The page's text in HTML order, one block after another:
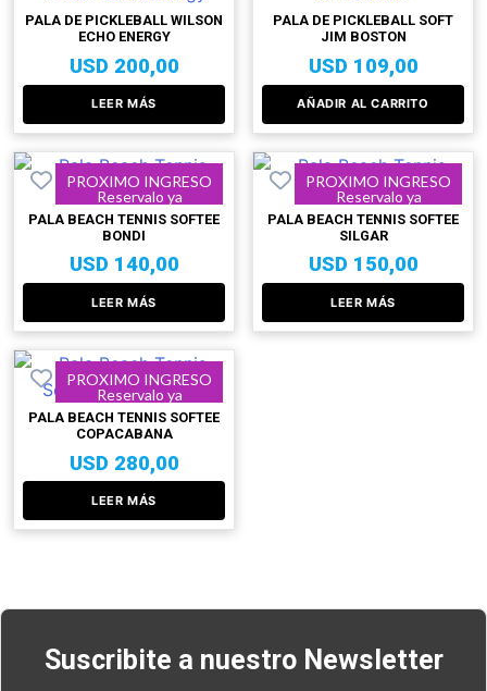
PALA DE PICKLEBALL WILSON
ECHO ENERGY
USD 200,00
LEER MÁS
PALA DE PICKLEBALL SOFT
JIM BOSTON
USD 109,00
AÑADIR AL CARRITO
PROXIMO INGRESO
Reservalo ya
PALA BEACH TENNIS SOFTEE
BONDI
USD 140,00
LEER MÁS
PROXIMO INGRESO
Reservalo ya
PALA BEACH TENNIS SOFTEE
SILGAR
USD 150,00
LEER MÁS
PROXIMO INGRESO
Reservalo ya
PALA BEACH TENNIS SOFTEE
COPACABANA
USD 280,00
LEER MÁS
Suscribite a nuestro Newsletter